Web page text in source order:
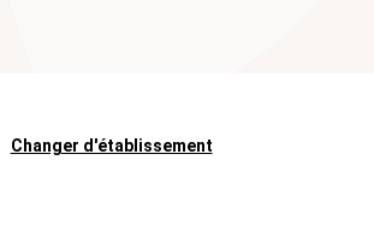
Changer d'établissement